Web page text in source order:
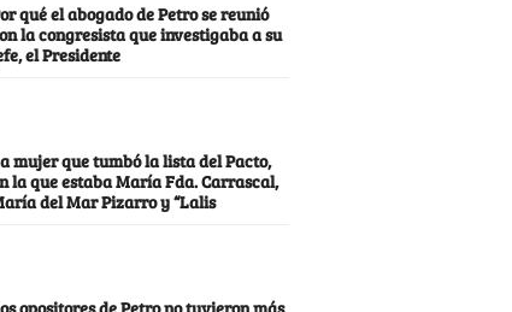
qué el abogado de Petro se reunió
la congresista que investigaba a su
el Presidente
mujer que tumbó la lista del Pacto,
la que estaba María Fda. Carrascal,
del Mar Pizarro y “Lalis